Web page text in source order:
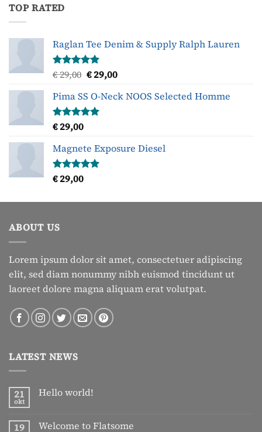
TOP RATED
Raglan Tee Denim & Supply Ralph Lauren
Gewaardeerd
uit 5
€29,00 Oorspronkelijke
was:
€ 29,00.
€29,00Huidige
is:
Pima SS O-Neck NOOS Selected Homme
Gewaardeerd
uit 5
€29,00
Magnete Exposure Diesel
Gewaardeerd
uit 5
€29,00
ABOUT US
Lorem ipsum dolor sit amet, consectetuer adipiscing
elit, sed diam nonummy nibh euismod tincidunt ut
laoreet dolore magna aliquam erat volutpat.
LATEST NEWS
21
okt
Hello world!
Hello
19 Welcome to Flatsome